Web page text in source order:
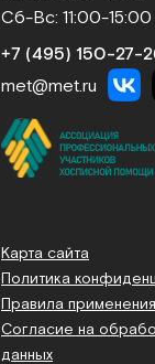
Сб-Вс: 11:00-15:00
+7 (495)
met@met.ru
Карта сайта
Политика
Правила
Согласие на
данных